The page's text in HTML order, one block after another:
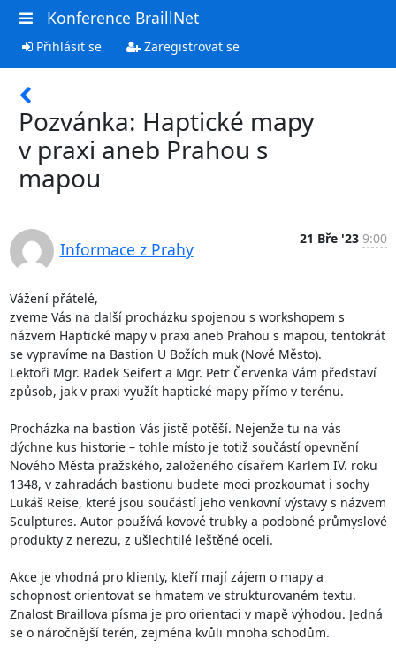
Konference BraillNet
Přihlásit se Zaregistrovat se
Pozvánka: Haptické mapy
v praxi aneb Prahou s
mapou
Informace z Prahy
21 Bře '23 9:00
Vážení přátelé,
zveme Vás na další procházku spojenou s workshopem s
názvem Haptické mapy v praxi aneb Prahou s mapou, tentokrát
se vypravíme na Bastion U Božích muk (Nové Město).
Lektoři Mgr. Radek Seifert a Mgr. Petr Červenka Vám představí
způsob, jak v praxi využít haptické mapy přímo v terénu.
Procházka na bastion Vás jistě potěší. Nejenže tu na vás
dýchne kus historie – tohle místo je totiž součástí opevnění
Nového Města pražského, založeného císařem Karlem IV. roku
1348, v zahradách bastionu budete moci prozkoumat i sochy
Lukáš Reise, které jsou součástí jeho venkovní výstavy s názvem
Sculptures. Autor používá kovové trubky a podobné průmyslové
produkty z nerezu, z ušlechtilé leštěné oceli.
Akce je vhodná pro klienty, kteří mají zájem o mapy a
schopnost orientovat se hmatem ve strukturovaném textu.
Znalost Braillova písma je pro orientaci v mapě výhodou. Jedná
se o náročnější terén, zejména kvůli mnoha schodům.